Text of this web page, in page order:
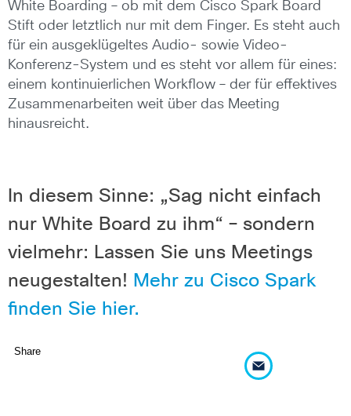
White Boarding – ob mit dem Cisco Spark Board
Stift oder letztlich nur mit dem Finger. Es steht auch
für ein ausgeklügeltes Audio- sowie Video-
Konferenz-System und es steht vor allem für eines:
einem kontinuierlichen Workflow – der für effektives
Zusammenarbeiten weit über das Meeting
hinausreicht.
In diesem Sinne: „Sag nicht einfach
nur White Board zu ihm“ – sondern
vielmehr: Lassen Sie uns Meetings
neugestalten! Mehr zu Cisco Spark
finden Sie hier.
Share